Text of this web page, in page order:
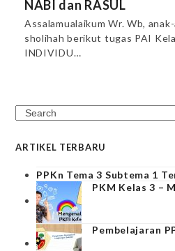
NABI dan RASUL
Assalamualaikum Wr. Wb,
sholihah berikut tugas PAI
INDIVIDU…
Search
ARTIKEL TERBARU
PPKn Tema 3 Subtema 1
PKM Kelas 3 –
Pembelajaran